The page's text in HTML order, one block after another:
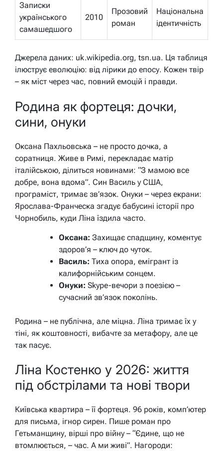
Записки
українського
самашедшого
2010
Прозовий
роман
Національна
ідентичність
Джерела даних: uk.wikipedia.org, tsn.ua. Ця таблиця
ілюструє еволюцію: від лірики до епосу. Кожен твір
– як міст через час, повний емоцій і правди.
Родина як фортеця: дочки,
сини, онуки
Оксана Пахльовська – не просто дочка, а
соратниця. Живе в Римі, перекладає матір
італійською, ділиться новинами: “З мамою все
добре, вона вдома”. Син Василь у США,
програміст, тримає зв’язок. Онуки – через екрани:
Ярослава-Франческа згадує бабусині історії про
Чорнобиль, куди Ліна їздила часто.
Оксана: Захищає спадщину, коментує
здоров’я – ключ до чуток.
Василь: Тиха опора, емігрант із
калифорнійським сонцем.
Онуки: Skype-вечори з поезією –
сучасний зв’язок поколінь.
Родина – не публічна, але міцна. Ліна тримає їх у
тіні, як коштовності, вибачте за метафору, але це
так пасує.
Ліна Костенко у 2026: життя
під обстрілами та нові твори
Київська квартира – її фортеця. 96 років, комп’ютер
для письма, ігнор сирен. Пише роман про
Гетьманщину, вірші про війну – “Єдине, що не
втомлюється, – час. А ми живі”. Нагороди: